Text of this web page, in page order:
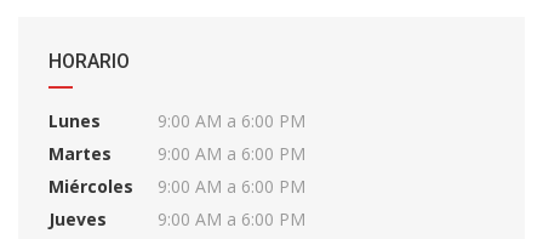
HORARIO
Lunes
9:00 AM a 6:00 PM
Martes
9:00 AM a 6:00 PM
Miércoles
9:00 AM a 6:00 PM
Jueves
9:00 AM a 6:00 PM